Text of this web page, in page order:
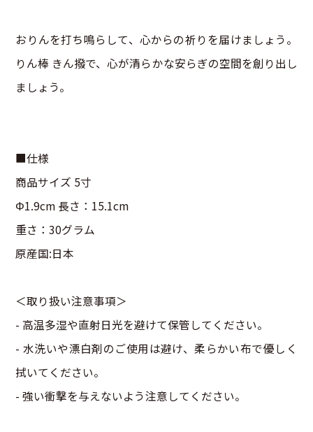
おりんを打ち鳴らして、心からの祈りを届けましょう。
りん棒 きん撥で、心が清らかな安らぎの空間を創り出し
ましょう。
■仕様
商品サイズ 5寸
Φ1.9cm 長さ：15.1cm
重さ：30グラム
原産国:日本
＜取り扱い注意事項＞
- 高温多湿や直射日光を避けて保管してください。
- 水洗いや漂白剤のご使用は避け、柔らかい布で優しく
拭いてください。
- 強い衝撃を与えないよう注意してください。